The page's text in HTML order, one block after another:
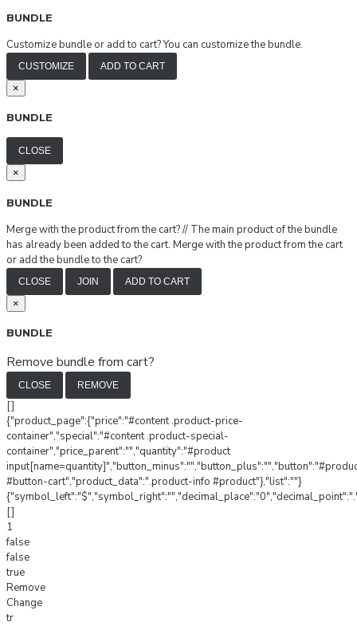
BUNDLE
Customize bundle or add to cart?You can customize the bundle.
CUSTOMIZE ADD TO CART
×
BUNDLE
CLOSE
×
BUNDLE
Merge with the product from the cart?// The main product of the bundle
has already been added to the cart. Merge with the product from the cart
or add the bundle to the cart?
CLOSE JOIN ADD TO CART
×
BUNDLE
Remove bundle from cart?
CLOSE REMOVE
[]
{"product_page":{"price":"#content .product-price-
container","special":"#content .product-special-
container","price_parent":"","quantity":"#product
#button-cart","product_data":".product-info #product"},"list":""}
[]
1
false
false
true
Remove
Change
tr